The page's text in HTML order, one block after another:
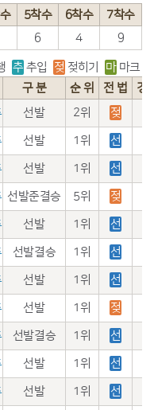
5착수 6착수
7착수
6 4 9
추 추입 젖 젖히기 마 마크
구 분 순 위 전 법
경
선발 2위 젖
선발 1위 선
선발 1위 선
선발준결승 5위 젖
선발 1위 선
선발결승 1위 선
선발 1위 선
선발 1위 젖
선발결승 1위 선
선발 1위 선
선발 1위 선